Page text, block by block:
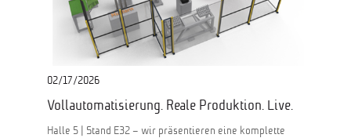
02/17/2026
Vollautomatisierung. Reale Produktion. Live.
Halle 5 | Stand E32 – wir präsentieren eine komplette